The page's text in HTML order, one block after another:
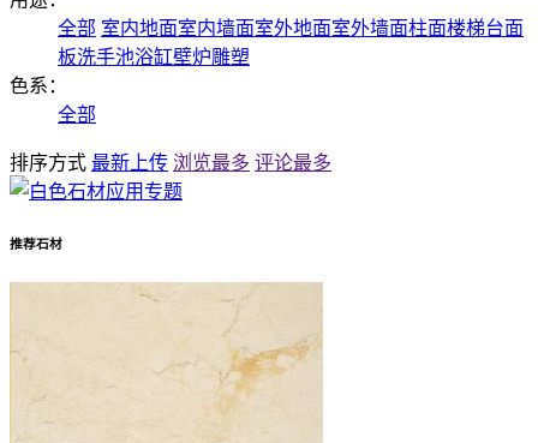
全部 室内地面室内墙面室外地面室外墙面柱面楼梯台面
板洗手池浴缸壁炉雕塑
色系：
全部
排序方式 最新上传 浏览最多 评论最多
推荐石材